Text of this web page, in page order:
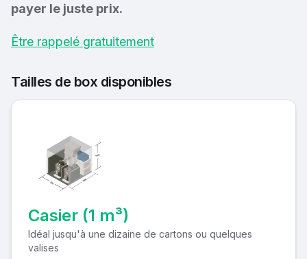
payer le juste prix.
Être rappelé gratuitement
Tailles de box disponibles
Casier (1 m³)
Idéal jusqu'à une dizaine de cartons ou quelques
valises